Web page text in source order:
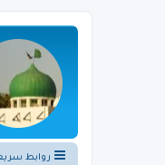
روابط